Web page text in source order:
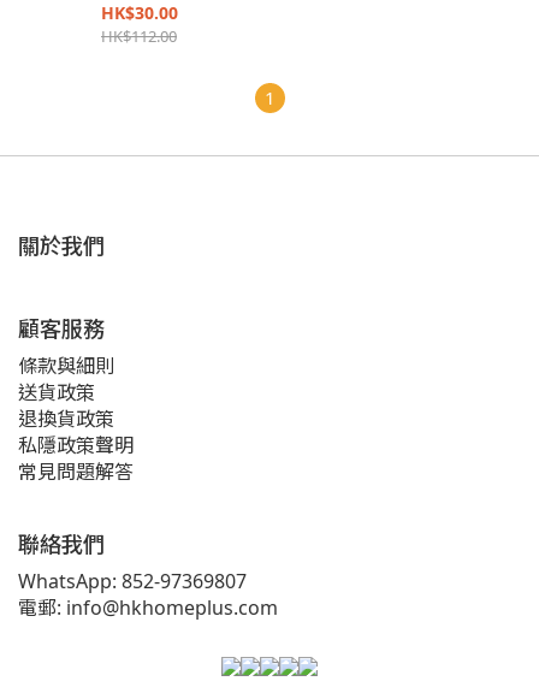
HK$30.00
HK$112.00
1
關於我們
顧客服務
條款與細則
送貨政策
退換貨政策
私隱政策聲明
常見問題解答
聯絡我們
WhatsApp: 852-97369807
電郵: info@hkhomeplus.com